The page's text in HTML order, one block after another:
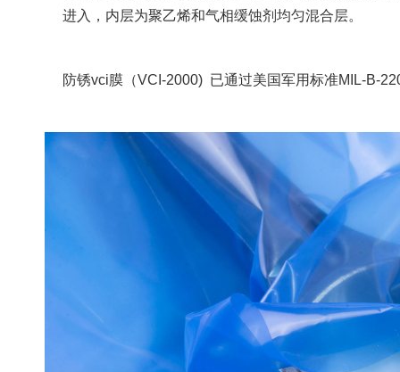
进入，内层为聚乙烯和气相缓蚀剂均匀混合层。
防锈vci膜（VCI-2000) 已通过美国军用标准MIL-B-